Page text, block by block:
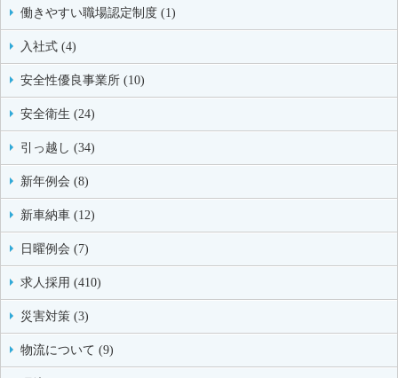
働きやすい職場認定制度 (1)
入社式 (4)
安全性優良事業所 (10)
安全衛生 (24)
引っ越し (34)
新年例会 (8)
新車納車 (12)
日曜例会 (7)
求人採用 (410)
災害対策 (3)
物流について (9)